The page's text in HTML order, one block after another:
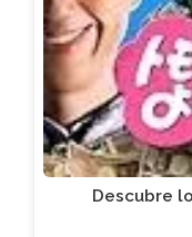
Descubre